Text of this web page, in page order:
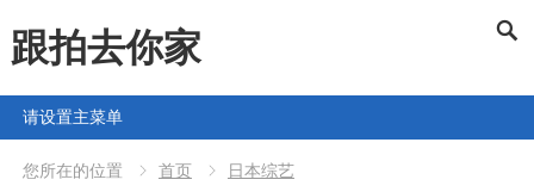
跟拍去你家
请设置主菜单
您所在的位置 首页 日本综艺